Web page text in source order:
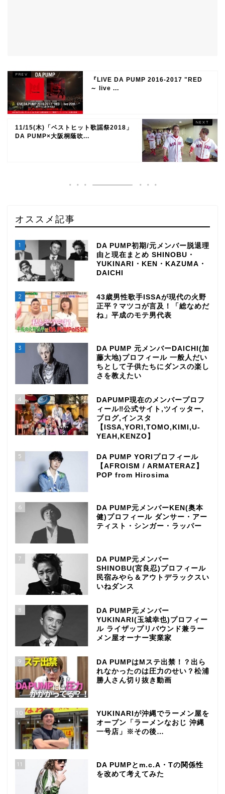
『LIVE DA PUMP 2016-2017 "RED
～ live ...
11/15(木)「ベストヒット歌謡祭2018」
DA PUMP×大阪桐蔭吹...
オススメ記事
1
DA PUMP初期/元メンバー脱退理
由と現在まとめ SHINOBU・
YUKINARI・KEN・KAZUMA・
DAICHI
2
43歳男性歌手ISSAが現代の火野
正平？マツコが言及！「総なめだ
ね」平成のモテ男代表
3
DA PUMP 元メンバーDAICHI(加
藤大地)プロフィール 一般人だい
ちとして子供たちにダンスの楽し
さを教えたい
4
DAPUMP現在のメンバープロフ
ィール‼公式サイト,ツイッター,
ブログ,インスタ
【ISSA,YORI,TOMO,KIMI,U-
YEAH,KENZO】
5
DA PUMP YORIプロフィール
【AFROISM / ARMATERAZ】
POP from Hirosima
6
DA PUMP元メンバーKEN(奥本
健)プロフィール ダンサー・アー
ティスト・シンガー・ラッパー
7
DA PUMP元メンバー
SHINOBU(宮良忍)プロフィール
民宿みやら＆アウトデラックスい
いねダンス
8
DA PUMP元メンバー
YUKINARI(玉城幸也)プロフィー
ル ライザップリバウンド兼ラー
メン屋オーナー実業家
9
DA PUMPはMステ出禁！？出ら
れなかったのは圧力のせい？松浦
勝人さん切り抜き動画
10
YUKINARIが沖縄でラーメン屋を
オープン「ラーメンなおじ 沖縄
一号店」※その後…
11
DA PUMPとm.c.A・Tの関係性
を改めて考えてみた